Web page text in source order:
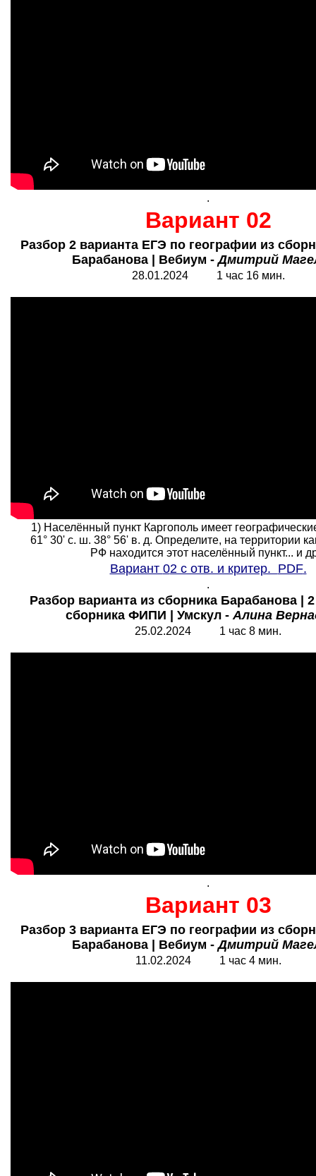
.
Вариант 02
Разбор 2 варианта ЕГЭ по географии из
Барабанова | Вебиум -Дмитрий
28.01.2024 1 час 16 мин.
1) Населённый пункт Каргополь имеет
61° 30' с. ш. 38° 56' в. д. Определите, на территории
РФ находится этот населённый пункт... и
Вариант 02 с отв. и критер. PDF.
.
Разбор варианта из сборника Барабанова |
сборника ФИПИ | Умскул -Алина
25.02.2024 1 час 8 мин.
.
Вариант 03
Разбор 3 варианта ЕГЭ по географии из
Барабанова | Вебиум -Дмитрий
11.02.2024 1 час 4 мин.